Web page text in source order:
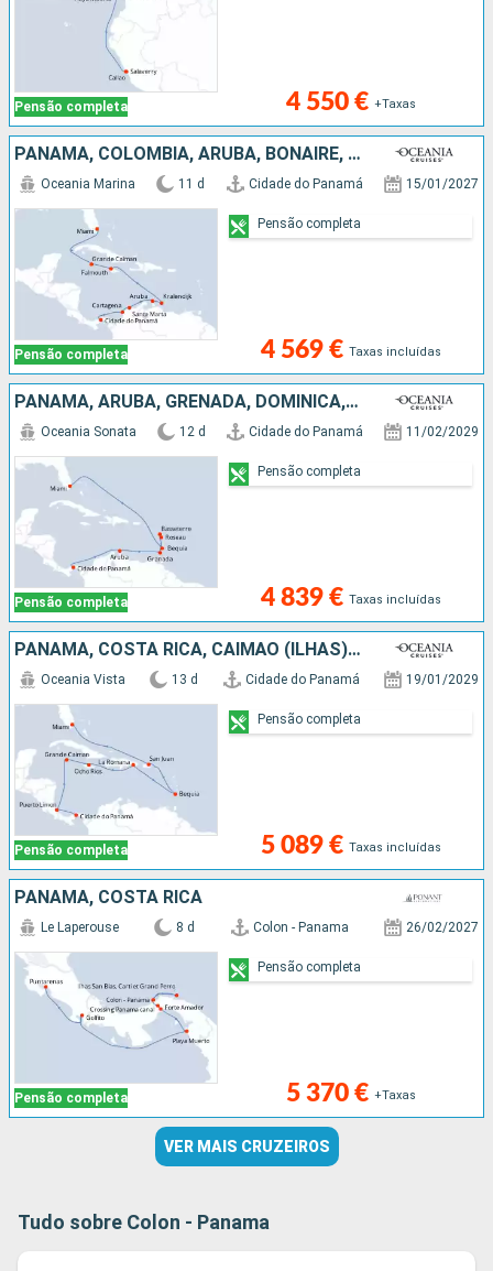
Pensão completa 4 550 € +Taxas
PANAMA, COLÔMBIA, ARUBA, BONAIRE, JAMAICA, CAIMÃO (ILHAS), ESTADOS UNIDOS
Pensão completa
Oceania Marina 11 d Cidade do Panamá 15/01/2027
4 569 € Taxas incluídas
Pensão completa
PANAMA, ARUBA, GRENADA, DOMINICA, GUADALUPE, ST VINCENT E GRENADINES, ESTADOS UNIDOS
Pensão completa
Oceania Sonata 12 d Cidade do Panamá 11/02/2029
4 839 € Taxas incluídas
Pensão completa
PANAMA, COSTA RICA, CAIMÃO (ILHAS), JAMAICA, REPÚBLICA DOMINICANA, ST VINCENT E GRENADINES, PORTO RICO, ESTADOS UNIDOS
Pensão completa
Oceania Vista 13 d Cidade do Panamá 19/01/2029
5 089 € Taxas incluídas
Pensão completa
PANAMA, COSTA RICA
Pensão completa
Le Laperouse 8 d Colon - Panama 26/02/2027
5 370 € +Taxas
Pensão completa
VER MAIS CRUZEIROS
Tudo sobre Colon - Panama